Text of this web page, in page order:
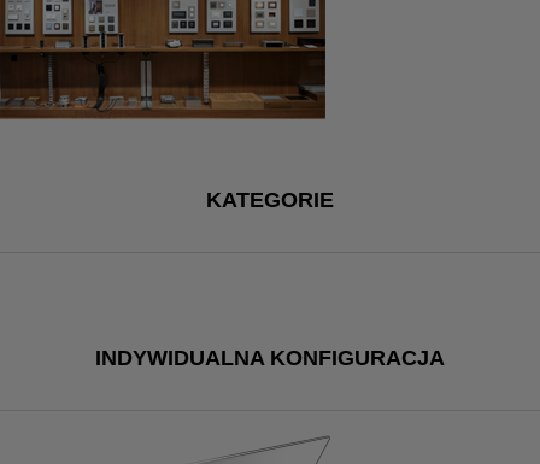
KATEGORIE
INDYWIDUALNA KONFIGURACJA